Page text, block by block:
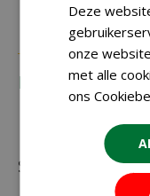
Recensies
Schrijf zelf een
Deze
onze
met alle
ons